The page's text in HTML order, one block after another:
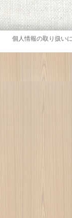
個人情報の取り扱い